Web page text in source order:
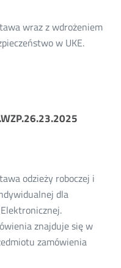
wraz z wdrożeniem
w UKE.
odzieży roboczej i
dla
znajduje się w
zamówienia